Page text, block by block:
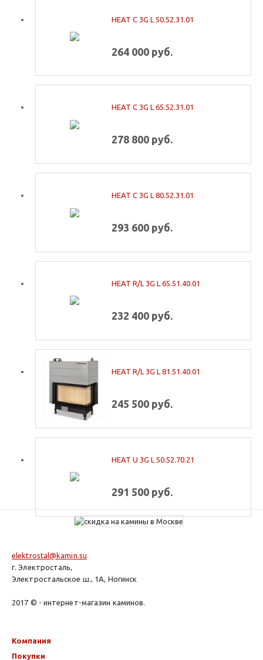
HEAT C 3G L 50.52.31.01
264 000 руб.
HEAT C 3G L 65.52.31.01
278 800 руб.
HEAT C 3G L 80.52.31.01
293 600 руб.
HEAT R/L 3G L 65.51.40.01
232 400 руб.
HEAT R/L 3G L 81.51.40.01
245 500 руб.
HEAT U 3G L 50.52.70.21
291 500 руб.
elektrostal@kamin.su
г. Электросталь,
Электростальское ш., 1А, Ногинск
2017 © - интернет-магазин каминов.
Компания
Покупки